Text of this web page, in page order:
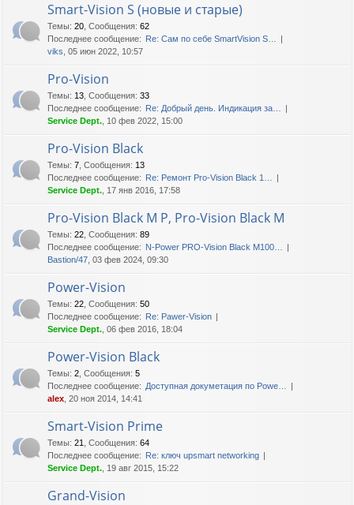
Smart-Vision S (новые и старые)
Темы: 20 Сообщения: 62
Последнее сообщение: Re: Сам по себе SmartVision S…
viks , 05 июн 2022, 10:57
Pro-Vision
Темы: 13 Сообщения: 33
Последнее сообщение: Re: Добрый день. Индикация за…
Service Dept. , 10 фев 2022, 15:00
Pro-Vision Black
Темы: 7 Сообщения: 13
Последнее сообщение: Re: Ремонт Pro-Vision Black 1…
Service Dept. , 17 янв 2016, 17:58
Pro-Vision Black M P, Pro-Vision Black M
Темы: 22 Сообщения: 89
Последнее сообщение: N-Power PRO-Vision Black M100…
Bastion/47 , 03 фев 2024, 09:30
Power-Vision
Темы: 22 Сообщения: 50
Последнее сообщение: Re: Pawer-Vision
Service Dept. , 06 фев 2016, 18:04
Power-Vision Black
Темы: 2 Сообщения: 5
Последнее сообщение: Доступная докуметация по Powe…
alex , 20 ноя 2014, 14:41
Smart-Vision Prime
Темы: 21 Сообщения: 64
Последнее сообщение: Re: ключ upsmart networking
Service Dept. , 19 авг 2015, 15:22
Grand-Vision